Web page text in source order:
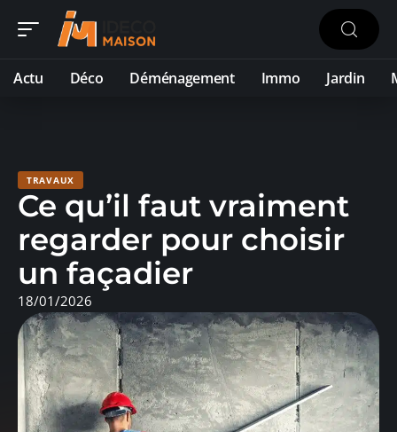
Actu Déco Déménagement Immo Jardin
TRAVAUX
Ce qu’il faut vraiment
regarder pour choisir
un façadier
18/01/2026